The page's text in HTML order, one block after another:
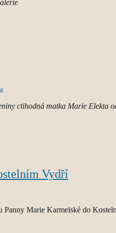
ctihodná matka Marie Elekta
Vydří
Panny Marie Karmelské do